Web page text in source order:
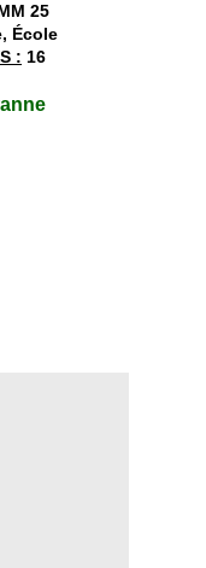
25
École
: 16